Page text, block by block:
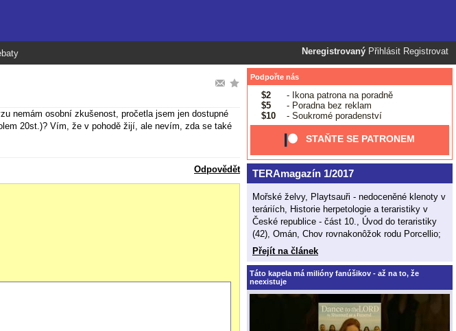
Neregistrovaný Přihlásit Registrovat
nemám osobní zkušenost, pročetla jsem jen dostupné
20st.)? Vím, že v pohodě žijí, ale nevím, zda se také
Odpovědět
Podpořte nás
$2
- Ikona patrona na poradně
$5
- Poradna bez reklam
$10
- Soukromé poradenství
STAŇTE SE PATRONEM
TERAmagazín 1/2017
Mořské želvy, Playtsauři - nedoceněné klenoty v
teráriích, Historie herpetologie a teraristiky v
České republice - část 10., Úvod do teraristiky
(42), Omán, Chov rovnakonôžok rodu Porcellio;
Přejít na článek
Táto kapela má milióny fanúšikov - až na to, že
neexistuje